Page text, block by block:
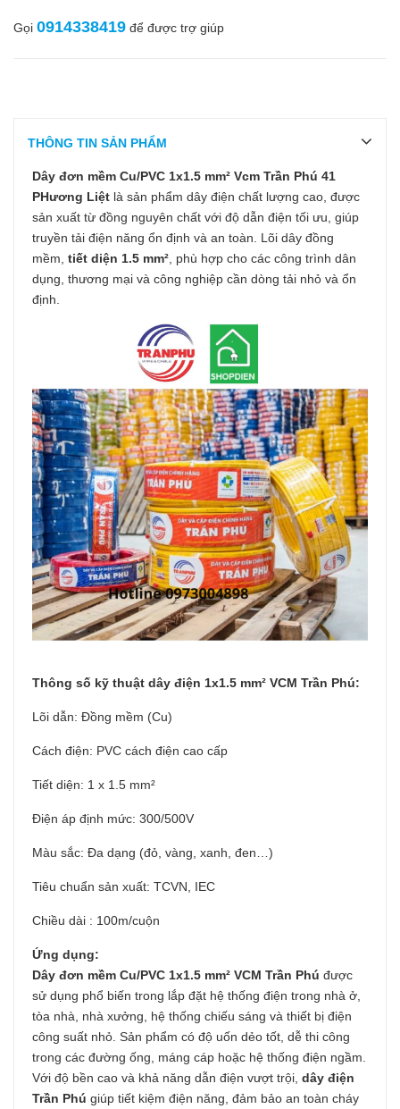
Gọi 0914338419 để được trợ giúp
THÔNG TIN SẢN PHẨM
Dây đơn mềm Cu/PVC 1x1.5 mm² Vcm Trần Phú 41
PHương Liệt là sản phẩm dây điện chất lượng cao, được
sản xuất từ đồng nguyên chất với độ dẫn điện tối ưu, giúp
truyền tải điện năng ổn định và an toàn. Lõi dây đồng
mềm, tiết diện 1.5 mm² , phù hợp cho các công trình dân
dụng, thương mại và công nghiệp cần dòng tải nhỏ và ổn
định.
Thông số kỹ thuật dây điện 1x1.5 mm² VCM Trần Phú:
Lõi dẫn: Đồng mềm (Cu)
Cách điện: PVC cách điện cao cấp
Tiết diện: 1 x 1.5 mm²
Điện áp định mức: 300/500V
Màu sắc: Đa dạng (đỏ, vàng, xanh, đen…)
Tiêu chuẩn sản xuất: TCVN, IEC
Chiều dài : 100m/cuộn
Ứng dụng:
Dây đơn mềm Cu/PVC 1x1.5 mm² VCM Trần Phú được
sử dụng phổ biến trong lắp đặt hệ thống điện trong nhà ở,
tòa nhà, nhà xưởng, hệ thống chiếu sáng và thiết bị điện
công suất nhỏ. Sản phẩm có độ uốn dẻo tốt, dễ thi công
trong các đường ống, máng cáp hoặc hệ thống điện ngầm.
Với độ bền cao và khả năng dẫn điện vượt trội, dây điện
Trần Phú giúp tiết kiệm điện năng, đảm bảo an toàn cháy